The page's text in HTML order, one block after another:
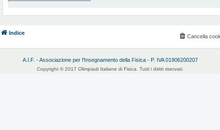
Indice
Cancella
A.I.F. - Associazione per l'Insegnamento della Fisica - P. IVA 01906200207
Copyright © 2017 Olimpiadi Italiane di Fisica. Tutti i diritti riservati.